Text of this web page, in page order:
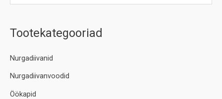
Tootekategooriad
Nurgadiivanid
Nurgadiivanvoodid
Öökapid